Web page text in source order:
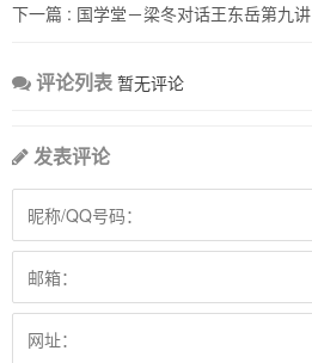
下一篇 : 国学堂－梁冬对话王东岳第九
评论列表 暂无评论
发表评论